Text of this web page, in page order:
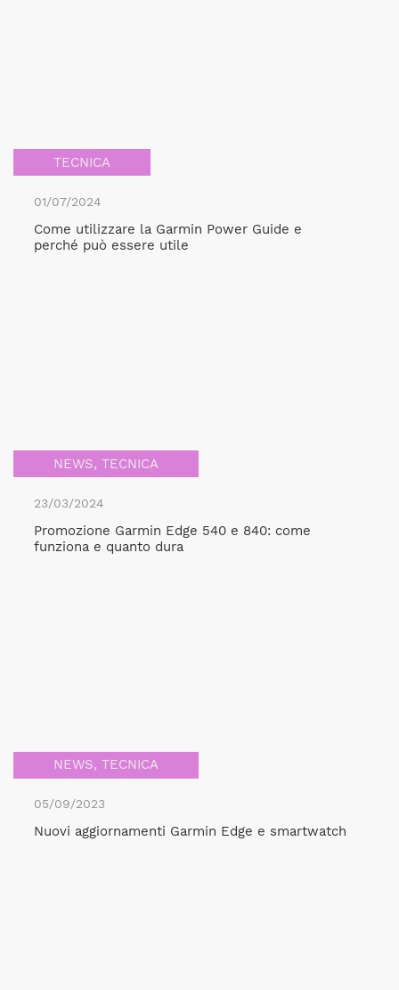
TECNICA
01/07/2024
Come utilizzare la Garmin Power Guide e
perché può essere utile
NEWS, TECNICA
23/03/2024
Promozione Garmin Edge 540 e 840: come
funziona e quanto dura
NEWS, TECNICA
05/09/2023
Nuovi aggiornamenti Garmin Edge e smartwatch